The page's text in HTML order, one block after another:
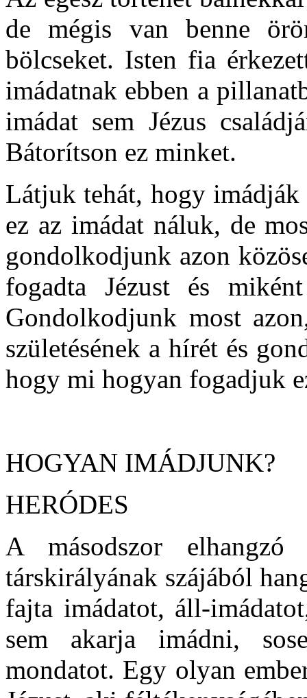
de mégis van benne
bölcseket. Isten fia
imádatnak ebben a
imádat sem Jézus
Bátorítson ez minket.
Látjuk tehát, hogy
ez az imádat náluk, de
gondolkodjunk azon
fogadta Jézust és
Gondolkodjunk most
születésének a hírét és
hogy mi hogyan fogadjuk
HOGYAN IMÁDJUNK?
HERÓDES
A másodszor
társkirályának szájából
fajta imádatot, áll-
sem akarja imádni,
mondatot. Egy olyan